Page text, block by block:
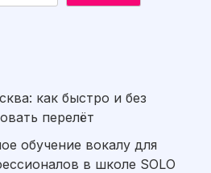
как быстро и без
перелёт
обучение вокалу для
в школе SOLO